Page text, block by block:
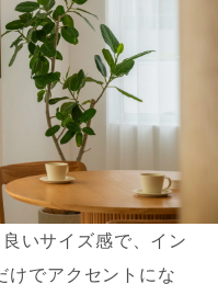
いサイズ感で、イン
けでアクセントにな